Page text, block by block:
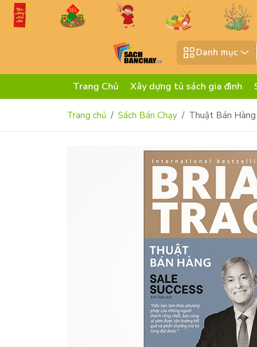
Danh mục
Trang Chủ Xây dựng tủ sách gia đình
Trang chủ Sách Bán Chạy Thuật Bán